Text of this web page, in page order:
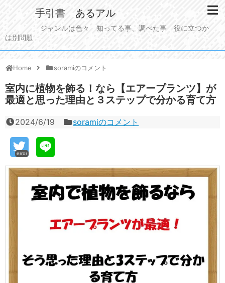
手引書 あるアル
ジャンルは色々 知ってる事、調べた事 役に立つか
は別問題
Home soramiのコメント
室内に植物を飾る！なら【エアープランツ】が
最適と思った理由と３ステップで分かる育て方
2024/6/19 soramiのコメント
error